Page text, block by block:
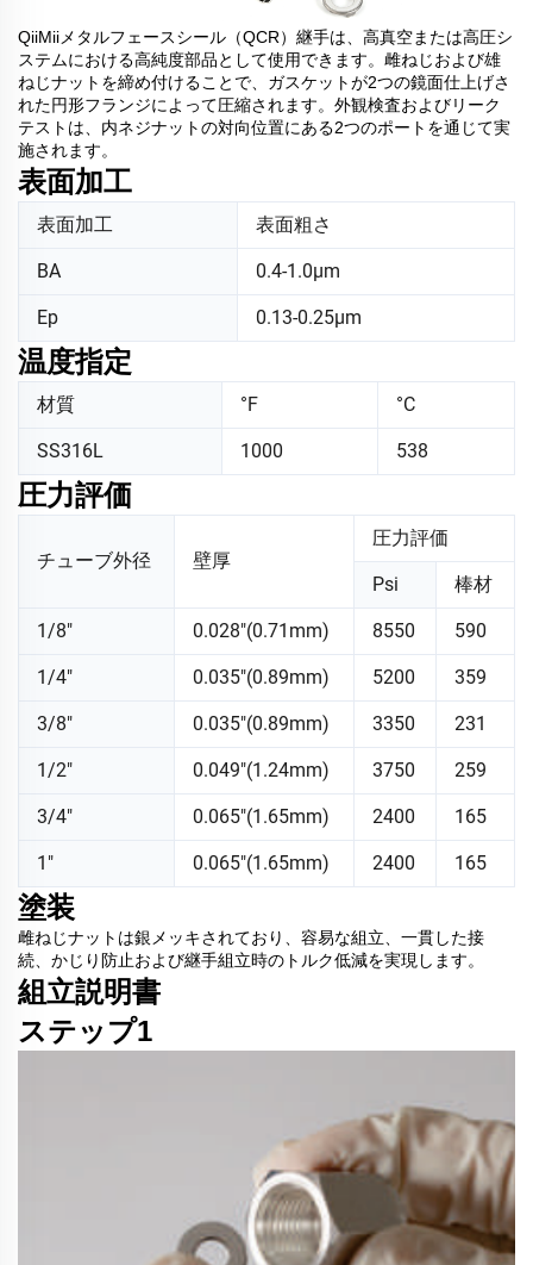
QiiMiiメタルフェースシール（QCR）継手は、高真空または高圧シ
ステムにおける高純度部品として使用できます。雌ねじおよび雄
ねじナットを締め付けることで、ガスケットが2つの鏡面仕上げさ
れた円形フランジによって圧縮されます。外観検査およびリーク
テストは、内ネジナットの対向位置にある2つのポートを通じて実
施されます。
表面加工
表面加工 表面粗さ
BA 0.4-1.0μm
Ep 0.13-0.25μm
温度指定
材質 °F °C
SS316L 1000 538
圧力評価
チューブ外径 壁厚
圧力評価
Psi 棒材
1/8" 0.028"(0.71mm) 8550 590
1/4" 0.035"(0.89mm) 5200 359
3/8" 0.035"(0.89mm) 3350 231
1/2" 0.049"(1.24mm) 3750 259
3/4" 0.065"(1.65mm) 2400 165
1" 0.065"(1.65mm) 2400 165
塗装
雌ねじナットは銀メッキされており、容易な組立、一貫した接
続、かじり防止および継手組立時のトルク低減を実現します。
組立説明書
ステップ1